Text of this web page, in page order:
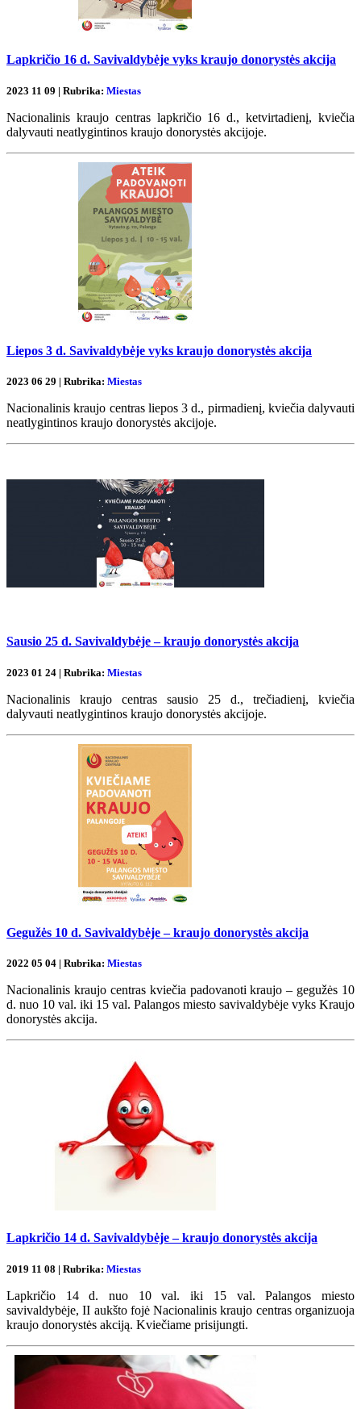
Lapkričio 16 d. Savivaldybėje vyks kraujo donorystės akcija
2023 11 09 | Rubrika: Miestas
Nacionalinis kraujo centras lapkričio 16 d., ketvirtadienį, kviečia
dalyvauti neatlygintinos kraujo donorystės akcijoje.
Liepos 3 d. Savivaldybėje vyks kraujo donorystės akcija
2023 06 29 | Rubrika: Miestas
Nacionalinis kraujo centras liepos 3 d., pirmadienį, kviečia dalyvauti
neatlygintinos kraujo donorystės akcijoje.
Sausio 25 d. Savivaldybėje – kraujo donorystės akcija
2023 01 24 | Rubrika: Miestas
Nacionalinis kraujo centras sausio 25 d., trečiadienį, kviečia
dalyvauti neatlygintinos kraujo donorystės akcijoje.
Gegužės 10 d. Savivaldybėje – kraujo donorystės akcija
2022 05 04 | Rubrika: Miestas
Nacionalinis kraujo centras kviečia padovanoti kraujo – gegužės 10
d. nuo 10 val. iki 15 val. Palangos miesto savivaldybėje vyks Kraujo
donorystės akcija.
Lapkričio 14 d. Savivaldybėje – kraujo donorystės akcija
2019 11 08 | Rubrika: Miestas
Lapkričio 14 d. nuo 10 val. iki 15 val. Palangos miesto
savivaldybėje, II aukšto fojė Nacionalinis kraujo centras organizuoja
kraujo donorystės akciją. Kviečiame prisijungti.